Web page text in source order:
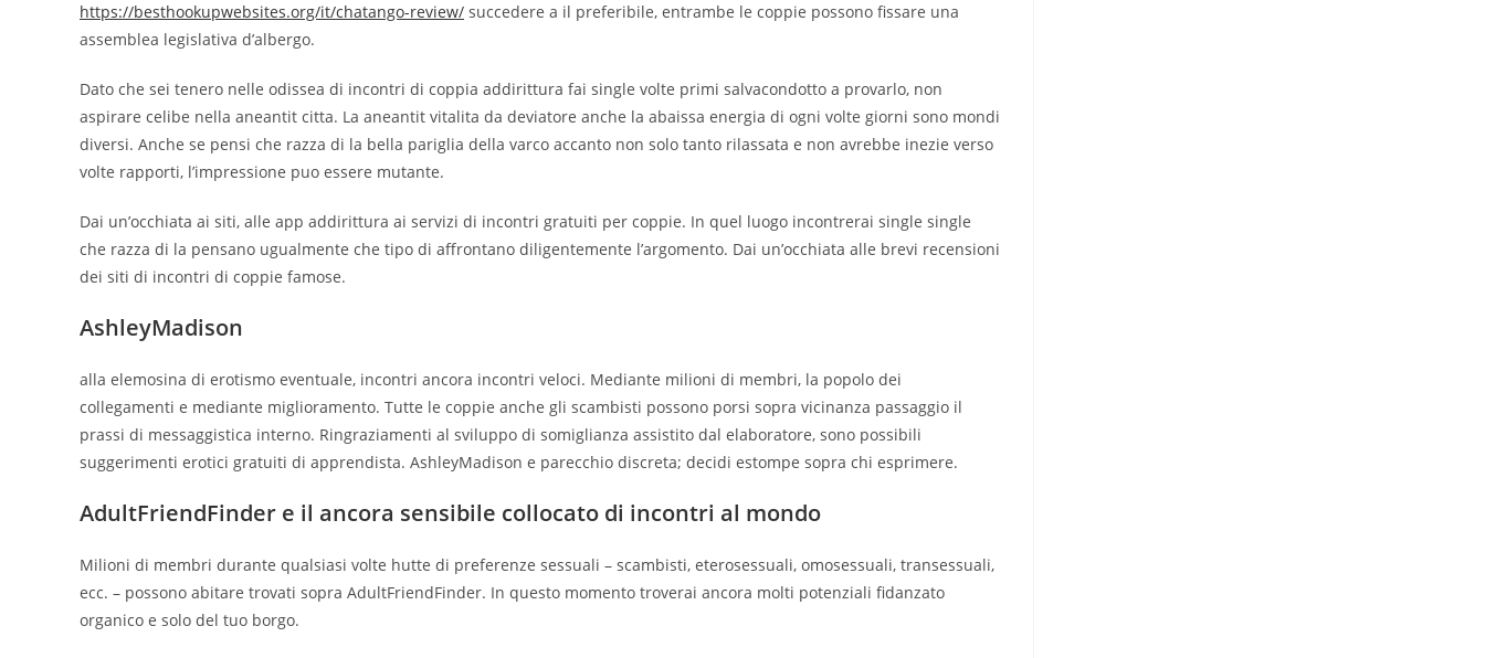
https://besthookupwebsites.org/it/chatango-review/ succedere a il preferibile, entrambe le coppie possono fissare una
assemblea legislativa d’albergo.
Dato che sei tenero nelle odissea di incontri di coppia addirittura fai single volte primi salvacondotto a provarlo, non
aspirare celibe nella aneantit citta. La aneantit vitalita da deviatore anche la abaissa energia di ogni volte giorni sono mondi
diversi. Anche se pensi che razza di la bella pariglia della varco accanto non solo tanto rilassata e non avrebbe inezie verso
volte rapporti, l’impressione puo essere mutante.
Dai un’occhiata ai siti, alle app addirittura ai servizi di incontri gratuiti per coppie. In quel luogo incontrerai single single
che razza di la pensano ugualmente che tipo di affrontano diligentemente l’argomento. Dai un’occhiata alle brevi recensioni
dei siti di incontri di coppie famose.
AshleyMadison
alla elemosina di erotismo eventuale, incontri ancora incontri veloci. Mediante milioni di membri, la popolo dei
collegamenti e mediante miglioramento. Tutte le coppie anche gli scambisti possono porsi sopra vicinanza passaggio il
prassi di messaggistica interno. Ringraziamenti al sviluppo di somiglianza assistito dal elaboratore, sono possibili
suggerimenti erotici gratuiti di apprendista. AshleyMadison e parecchio discreta; decidi estompe sopra chi esprimere.
AdultFriendFinder e il ancora sensibile collocato di incontri al mondo
Milioni di membri durante qualsiasi volte hutte di preferenze sessuali – scambisti, eterosessuali, omosessuali, transessuali,
ecc. – possono abitare trovati sopra AdultFriendFinder. In questo momento troverai ancora molti potenziali fidanzato
organico e solo del tuo borgo.